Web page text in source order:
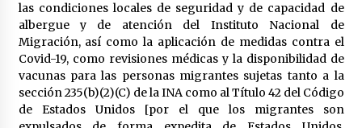
las condiciones locales de seguridad y de capacidad de
albergue y de atención del Instituto Nacional de
Migración, así como la aplicación de medidas contra el
Covid-19, como revisiones médicas y la disponibilidad de
vacunas para las personas migrantes sujetas tanto a la
sección 235(b)(2)(C) de la INA como al Título 42 del Código
de Estados Unidos [por el que los migrantes son